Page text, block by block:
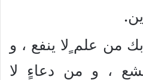
من علم ٍلا ينفع ، و
، و من دعاءٍ لا